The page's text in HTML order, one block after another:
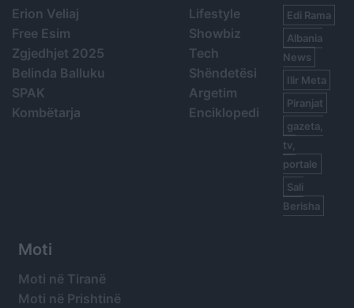
Erion Veliaj
Free Esim
Zgjedhjet 2025
Belinda Balluku
SPAK
Kombëtarja
Lifestyle
Showbiz
Tech
Shëndetësi
Argetim
Enciklopedi
Edi Rama
Albania
News
Ilir Meta
Piranjat
gazeta,
tv,
portale
Sali
Berisha
Moti
Moti në Tiranë
Moti në Prishtinë